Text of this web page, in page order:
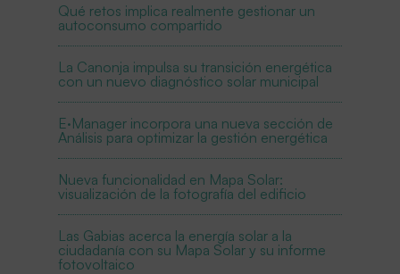
Qué retos implica realmente gestionar un
autoconsumo compartido
La Canonja impulsa su transición energética
con un nuevo diagnóstico solar municipal
E·Manager incorpora una nueva sección de
Análisis para optimizar la gestión energética
Nueva funcionalidad en Mapa Solar:
visualización de la fotografía del edificio
Las Gabias acerca la energía solar a la
ciudadanía con su Mapa Solar y su informe
fotovoltaico